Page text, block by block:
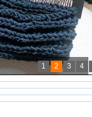
1 2 3 4